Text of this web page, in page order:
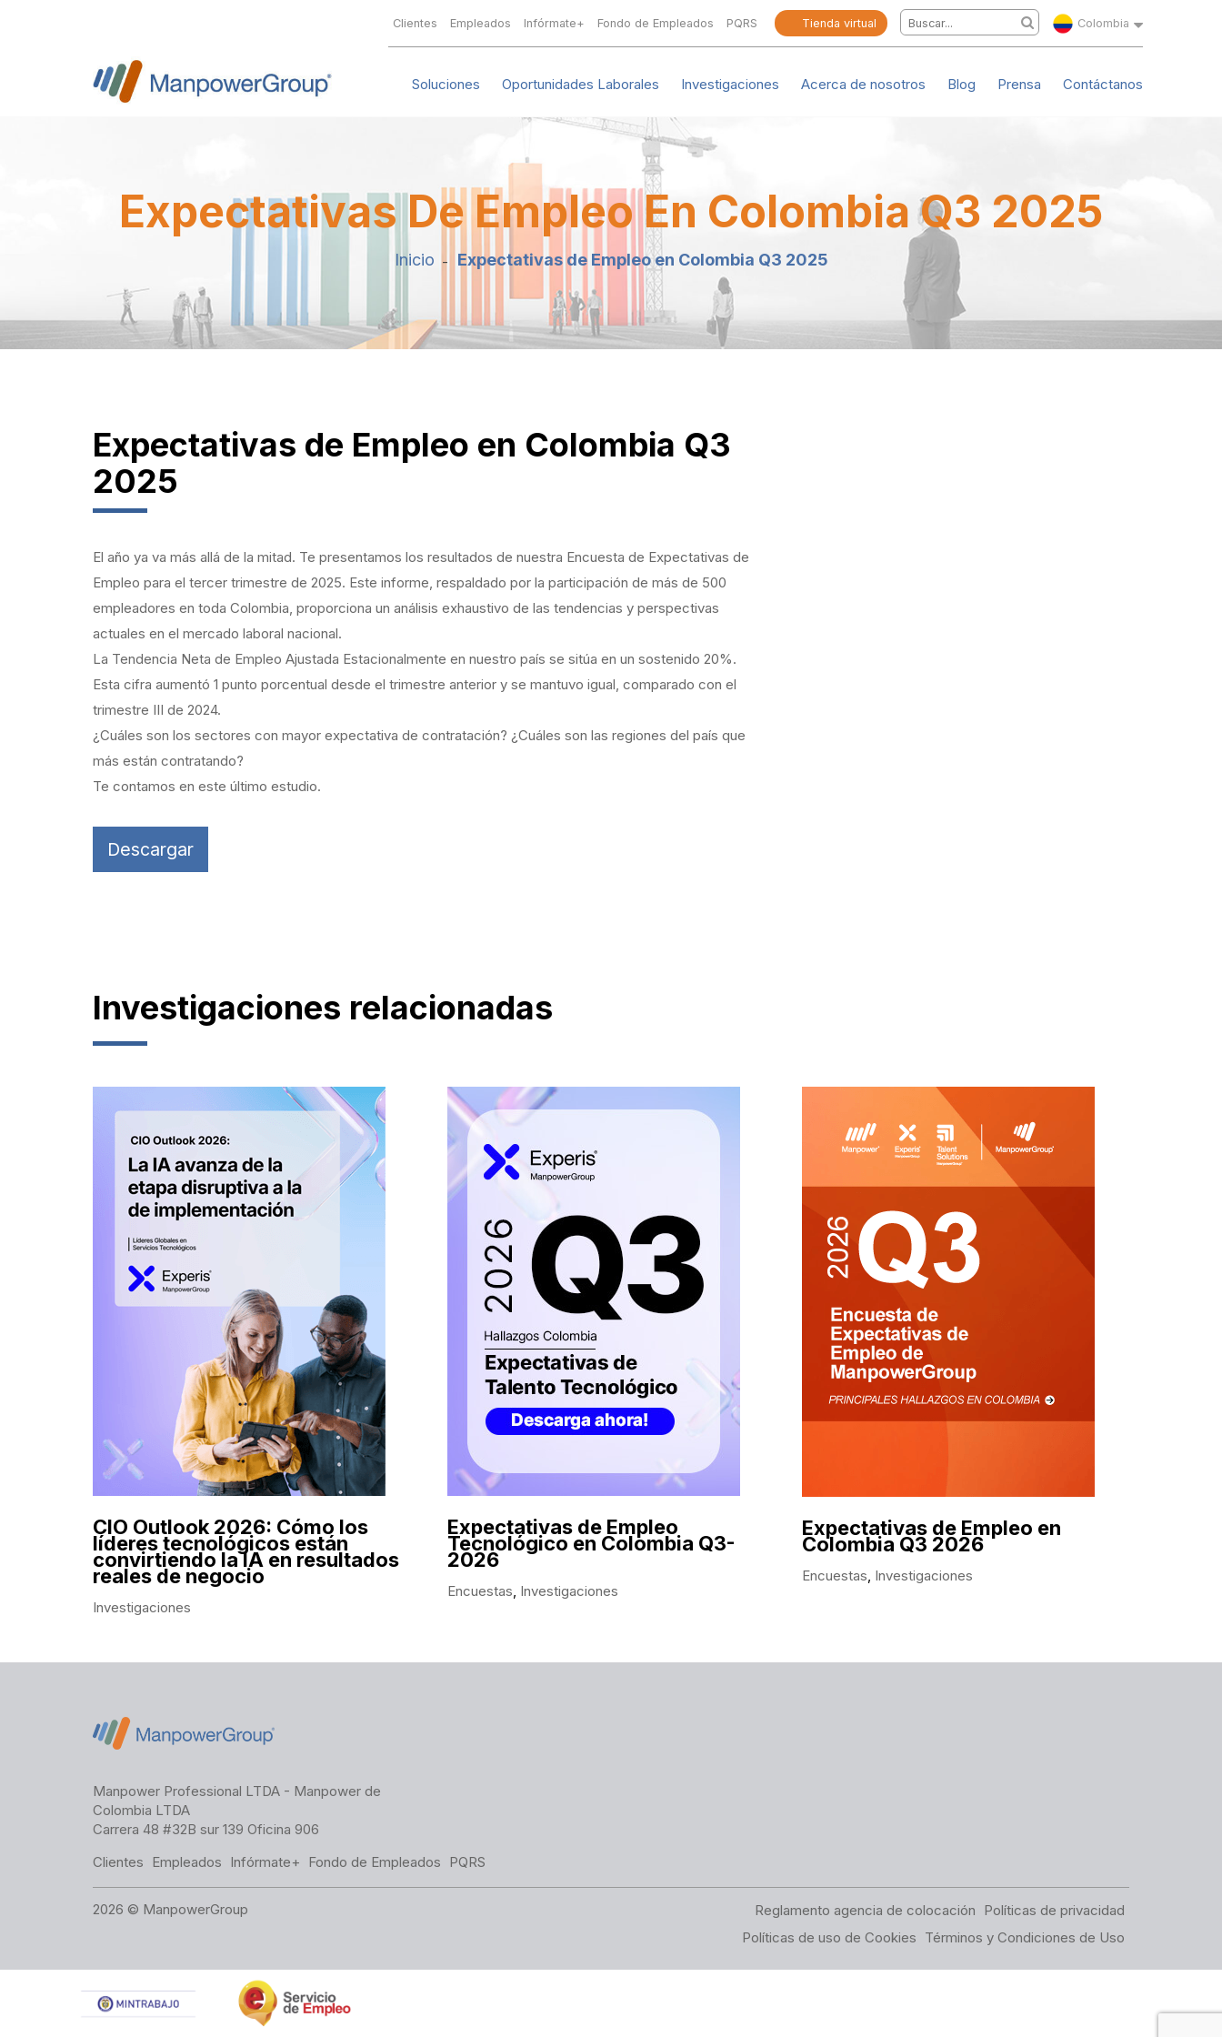
Clientes Empleados Infórmate+ Fondo de Empleados PQRS Tienda virtual Colombia
Soluciones Oportunidades Laborales Investigaciones Acerca de nosotros Blog Prensa Contáctanos
Expectativas De Empleo En Colombia Q3 2025
Inicio Expectativas de Empleo en Colombia Q3 2025
Expectativas de Empleo en Colombia Q3
2025
El año ya va más allá de la mitad. Te presentamos los resultados de nuestra Encuesta de Expectativas de
Empleo para el tercer trimestre de 2025. Este informe, respaldado por la participación de más de 500
empleadores en toda Colombia, proporciona un análisis exhaustivo de las tendencias y perspectivas
actuales en el mercado laboral nacional.
La Tendencia Neta de Empleo Ajustada Estacionalmente en nuestro país se sitúa en un sostenido 20%.
Esta cifra aumentó 1 punto porcentual desde el trimestre anterior y se mantuvo igual, comparado con el
trimestre III de 2024.
¿Cuáles son los sectores con mayor expectativa de contratación? ¿Cuáles son las regiones del país que
más están contratando?
Te contamos en este último estudio.
Descargar
Investigaciones relacionadas
CIO Outlook 2026: Cómo los
líderes tecnológicos están
convirtiendo la IA en resultados
reales de negocio
Investigaciones
Expectativas de Empleo
Tecnológico en Colombia Q3-
2026
Encuestas Investigaciones
Expectativas de Empleo en
Colombia Q3 2026
Encuestas Investigaciones
Manpower Professional LTDA - Manpower de
Colombia LTDA
Carrera 48 #32B sur 139 Oficina 906
Clientes Empleados Infórmate+ Fondo de Empleados PQRS
2026 © ManpowerGroup Reglamento agencia de colocación Políticas de privacidad
Políticas de uso de Cookies Términos y Condiciones de Uso